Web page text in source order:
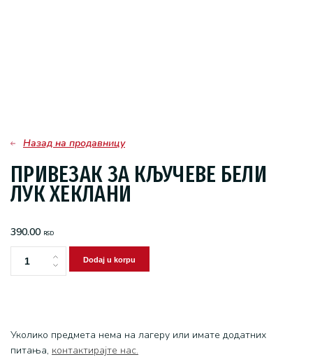
Назад на продавницу
ПРИВЕЗАК ЗА КЉУЧЕВЕ БЕЛИ
ЛУК ХЕКЛАНИ
390.00 RSD
Привезак
хеклани
Dodaj u korpu
Уколико предмета нема на лагеру или имате додатних
питања, контактирајте нас.